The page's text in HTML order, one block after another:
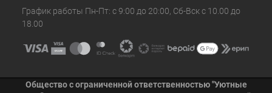
График работы Пн-Пт: с 9:00 до 20:00, Сб-Вск с 10.00 до
18.00
Общество с ограниченной ответственностью "Уютные